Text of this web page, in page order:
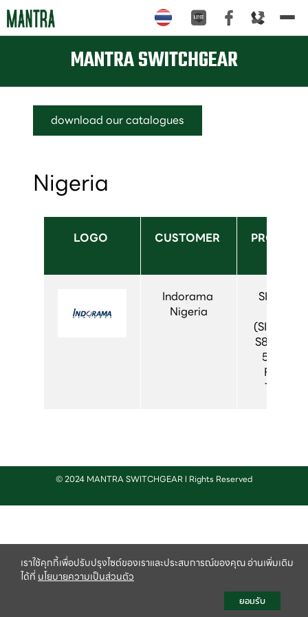
MANTRA SWITCHGEAR
download our catalogues
Nigeria
LOGO CUSTOMER
Indorama
Nigeria
(SIVACON
S8 / MDB
5000A
FIXED
TYPE)
© 2024 MANTRA SWITCHGEAR l Rights Reserved
เราใช้คุกกี้เพื่อปรับปรุงไซต์ของเราและประสบการณ์ของคุณ อ่านเพิ่มเติม
ได้ที่ นโยบายความเป็นส่วนตัว
ยอมรับ